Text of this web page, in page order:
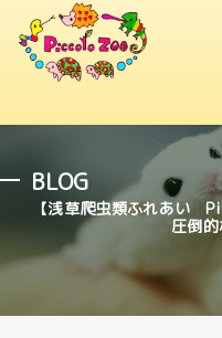
【浅草爬虫類ふれあい
圧倒
BLOG